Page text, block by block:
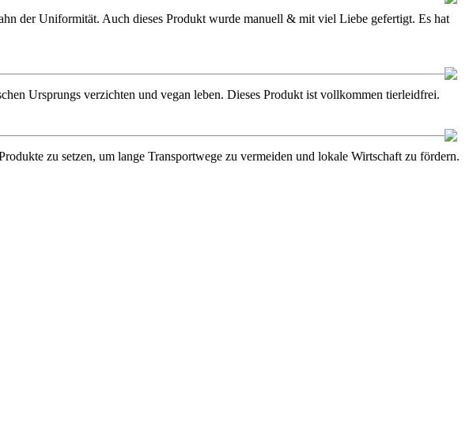
der Uniformität. Auch dieses Produkt wurde manuell & mit viel Liebe gefertigt. Es hat
Ursprungs verzichten und vegan leben. Dieses Produkt ist vollkommen tierleidfrei.
zu setzen, um lange Transportwege zu vermeiden und lokale Wirtschaft zu fördern.